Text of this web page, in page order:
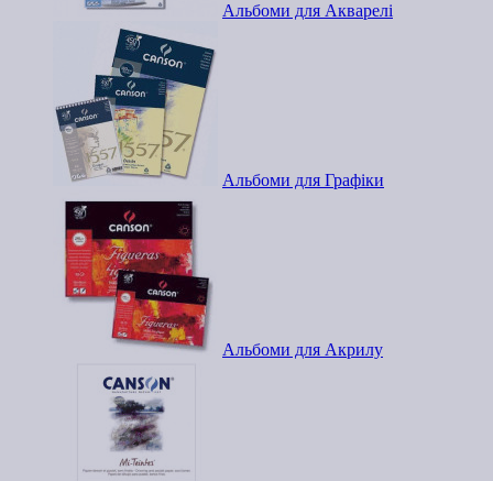
Альбоми для Акварелі
Альбоми для Графіки
Альбоми для Акрилу